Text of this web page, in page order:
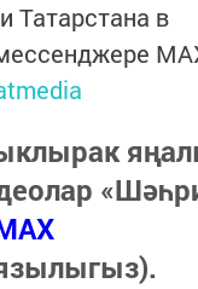
Татарстана в